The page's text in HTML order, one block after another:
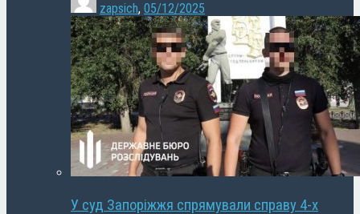
zapsich, 05/12/2025
У суд Запоріжжя спрямували справу 4-х